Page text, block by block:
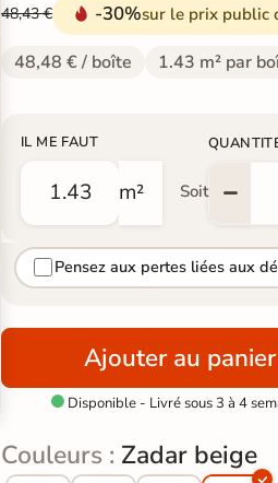
48,43 € -30%sur le prix public
48,48 € / boîte 1.43 m² par
IL ME FAUT
m² Soit
Pensez aux pertes liées aux
Ajouter au panier
 Disponible - Livré sous 3 à 4
Couleurs : Zadar beige